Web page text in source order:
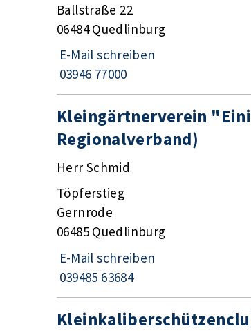
Ballstraße 22
06484 Quedlinburg
E-Mail schreiben
03946 77000
Kleingärtnerverein
Regionalverband)
Herr Schmid
Töpferstieg
Gernrode
06485 Quedlinburg
E-Mail schreiben
039485 63684